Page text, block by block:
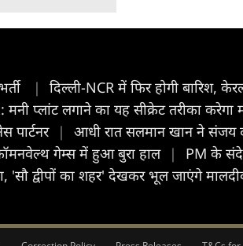
|
दिल्ली-NCR में फिर होगी बारिश,
प्लांट लगाने का यह सीक्रेट तरीका करेगा
पार्टनर |
आधी रात सलमान खान ने संजय
गेम्स में हुआ बुरा हाल |
PM के
द्वीपों का शहर' देखकर भूल जाएंगे